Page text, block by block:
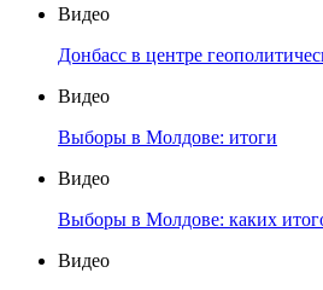
Видео
Донбасс в центре
Видео
Выборы в Молдове: итоги
Видео
Выборы в Молдове: каких
Видео